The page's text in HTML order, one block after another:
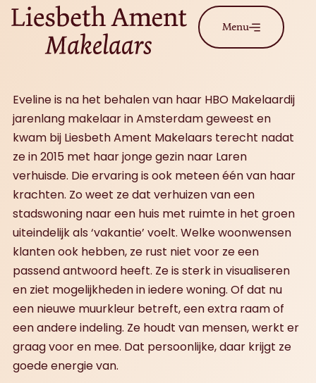
Menu
Eveline is na het behalen van haar HBO Makelaardij
jarenlang makelaar in Amsterdam geweest en
kwam bij Liesbeth Ament Makelaars terecht nadat
ze in 2015 met haar jonge gezin naar Laren
verhuisde. Die ervaring is ook meteen één van haar
krachten. Zo weet ze dat verhuizen van een
stadswoning naar een huis met ruimte in het groen
uiteindelijk als ‘vakantie’ voelt. Welke woonwensen
klanten ook hebben, ze rust niet voor ze een
passend antwoord heeft. Ze is sterk in visualiseren
en ziet mogelijkheden in iedere woning. Of dat nu
een nieuwe muurkleur betreft, een extra raam of
een andere indeling. Ze houdt van mensen, werkt er
graag voor en mee. Dat persoonlijke, daar krijgt ze
goede energie van.